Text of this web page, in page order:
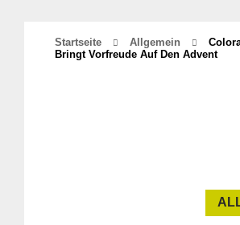
Startseite Allgemein
Bringt Vorfreude Auf Den Advent